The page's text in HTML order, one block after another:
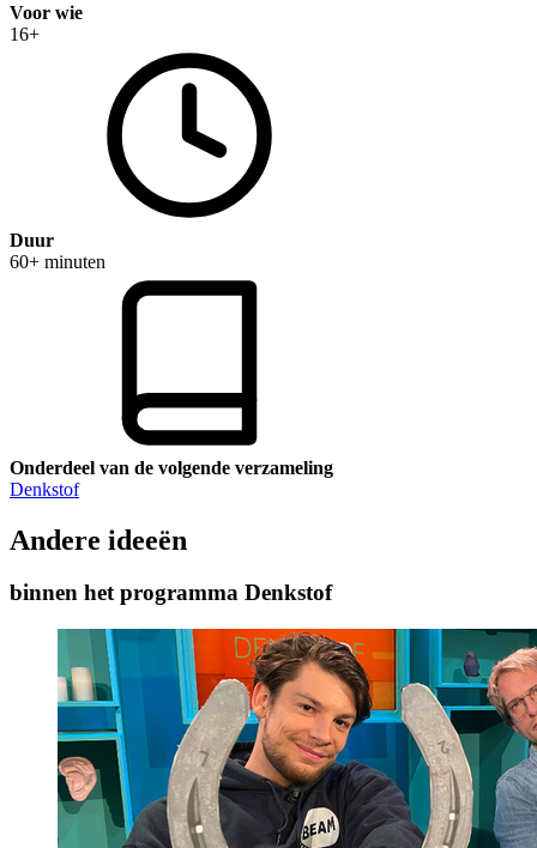
Voor wie
16+
Duur
60+ minuten
Onderdeel van de volgende verzameling
Denkstof
Andere ideeën
binnen het programma Denkstof